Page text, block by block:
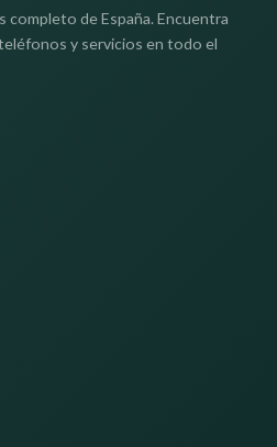
completo de España. Encuentra
y servicios en todo el